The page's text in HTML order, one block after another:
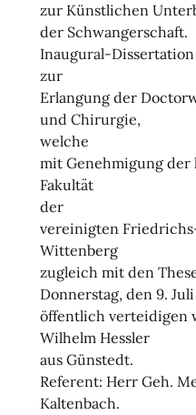
zur Künstlichen
der Schwangerschaft.
Inaugural-Dissertation
zur
Erlangung der
und Chirurgie,
welche
mit Genehmigung
Fakultät
der
vereinigten
Wittenberg
zugleich mit den
Donnerstag, den 9.
öffentlich verteidigen
Wilhelm Hessler
aus Günstedt.
Referent: Herr Geh.
Kaltenbach.